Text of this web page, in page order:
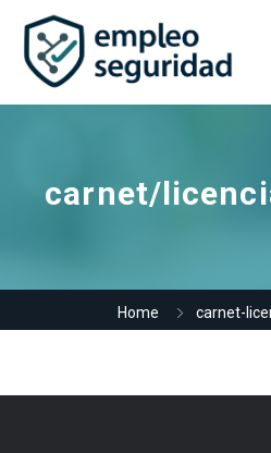
carnet/
Home carnet-